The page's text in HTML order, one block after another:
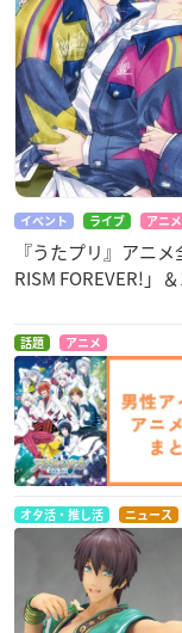
イベント ライブ アニメ
『うたプリ』アニ
RISM FOREVER!」
話題 アニメ
オタ活・推し活 ニュース